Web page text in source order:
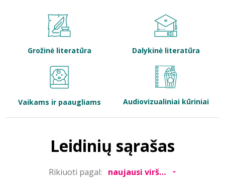
Bibliotekoms
Grožinė literatūra Dalykinė literatūra
Vaikams ir paaugliams Audiovizualiniai kūriniai
Leidinių sąrašas
Rikiuoti pagal: